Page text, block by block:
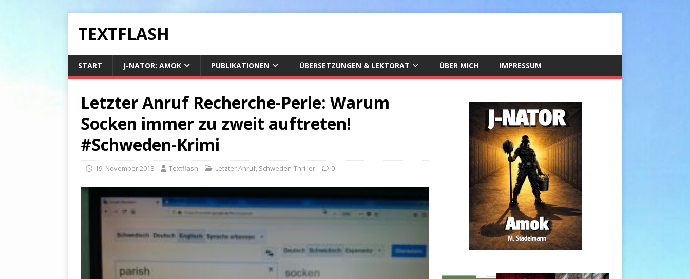
TEXTFLASH
START J-NATOR: AMOK PUBLIKATIONEN ÜBERSETZUNGEN & LEKTORAT ÜBER MICH IMPRESSUM
Letzter Anruf Recherche-Perle: Warum
Socken immer zu zweit auftreten!
#Schweden-Krimi
19. November 2018 Textflash Letzter Anruf, Schweden-Thriller 0